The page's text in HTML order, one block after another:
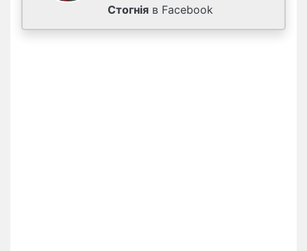
Стогнія в Facebook